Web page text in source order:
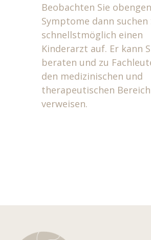
Beobachten Sie
Symptome dann suchen
schnellstmöglich einen
Kinderarzt auf. Er kann
beraten und zu
den medizinischen und
therapeutischen Bereich
verweisen.